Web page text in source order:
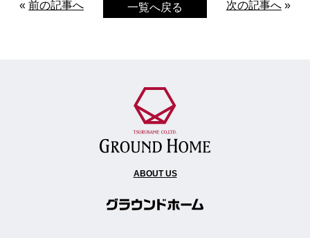
«前の記事へ 一覧へ戻る 次の記事へ»
ABOUT US